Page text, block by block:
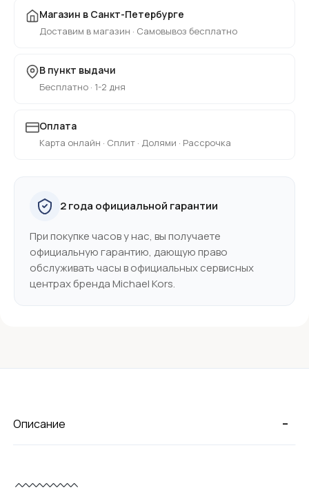
Магазин в Санкт-Петербурге
Доставим в магазин · Самовывоз бесплатно
В пункт выдачи
Бесплатно · 1-2 дня
Оплата
Карта онлайн · Сплит · Долями · Рассрочка
2 года официальной гарантии
При покупке часов у нас, вы получаете
официальную гарантию, дающую право
обслуживать часы в официальных сервисных
центрах бренда Michael Kors.
-
Описание